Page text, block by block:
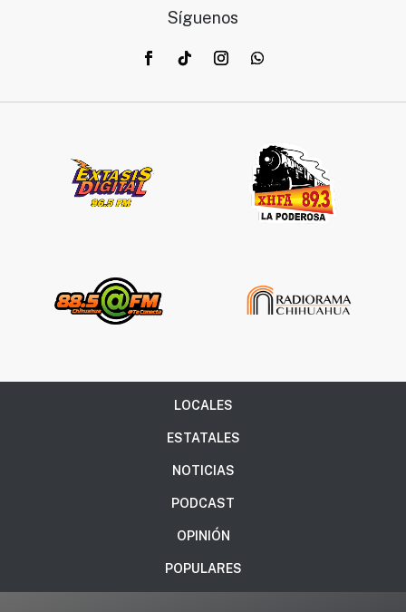
Síguenos
LOCALES
ESTATALES
NOTICIAS
PODCAST
OPINIÓN
POPULARES